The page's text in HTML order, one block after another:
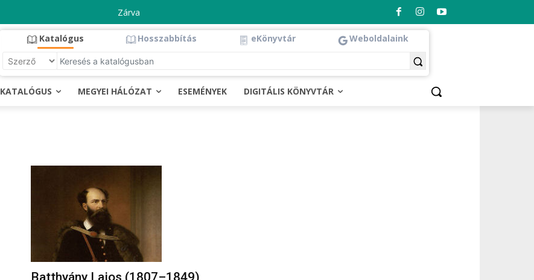
Zárva
Katalógus Hosszabbítás eKönyvtár Weboldalaink
KATALÓGUS MEGYEI HÁLÓZAT ESEMÉNYEK DIGITÁLIS KÖNYVTÁR
Batthyány Lajos (1807–1849)